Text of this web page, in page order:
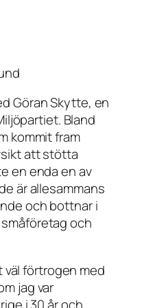
Göran Skytte, en
Bland
kommit fram
att stötta
en enda en av
är allesammans
och bottnar i
och
väl förtrogen med
jag var
i 30 år och